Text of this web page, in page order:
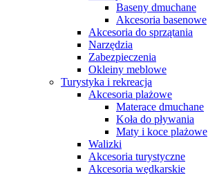
Baseny dmuchane
Akcesoria basenowe
Akcesoria do sprzątania
Narzędzia
Zabezpieczenia
Okleiny meblowe
Turystyka i rekreacja
Akcesoria plażowe
Materace dmuchane
Koła do pływania
Maty i koce plażowe
Walizki
Akcesoria turystyczne
Akcesoria wędkarskie